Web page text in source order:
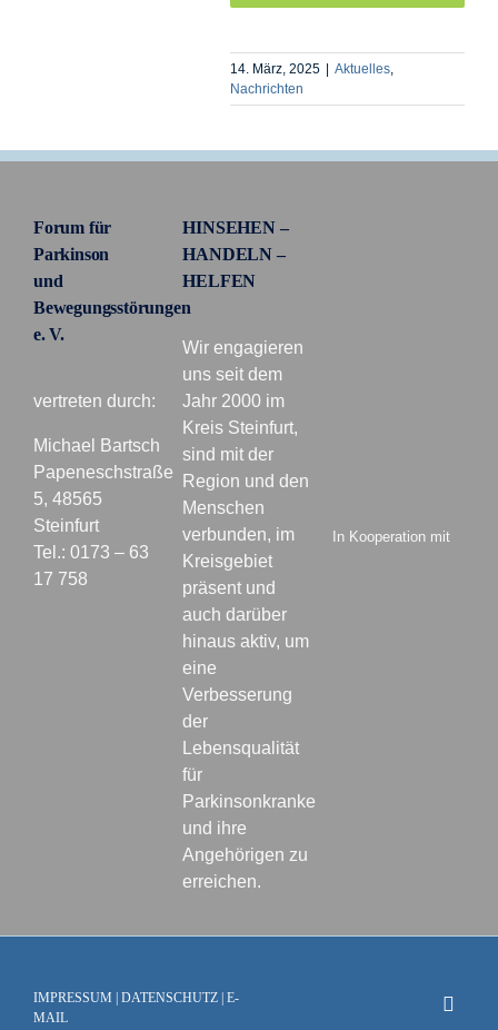
14. März, 2025 Aktuelles,
Nachrichten
Forum für
Parkinson
und
Bewegungsstörungen
e. V.
vertreten durch:
Michael Bartsch
Papeneschstraße
5, 48565
Steinfurt
Tel.: 0173 – 63
17 758
HINSEHEN –
HANDELN –
HELFEN
Wir engagieren
uns seit dem
Jahr 2000 im
Kreis Steinfurt,
sind mit der
Region und den
Menschen
verbunden, im
Kreisgebiet
präsent und
auch darüber
hinaus aktiv, um
eine
Verbesserung
der
Lebensqualität
für
Parkinsonkranke
und ihre
Angehörigen zu
erreichen.
In Kooperation mit
IMPRESSUM DATENSCHUTZ| E-
MAIL